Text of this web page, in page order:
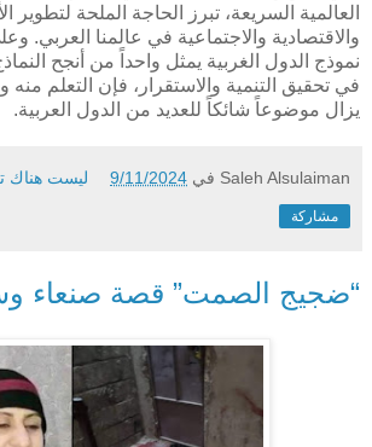
العالمية السريعة، تبرز الحاجة الملحة لتطوير
والاقتصادية والاجتماعية في عالمنا العربي.
نموذج الدول الغربية يمثل واحداً من أنجح
في تحقيق التنمية والاستقرار، فإن التعلم منه
يزال موضوعاً شائكاً للعديد من الدول العربية.
Saleh Alsulaiman في 9/11/2024 ليست هناك
مشاركة
“ضجيج الصمت” قصة صنعاء